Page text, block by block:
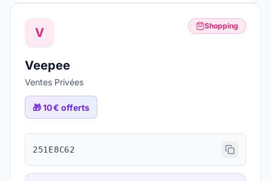
V Shopping
Veepee
Ventes Privées
🎁10 € offerts
251E8C62